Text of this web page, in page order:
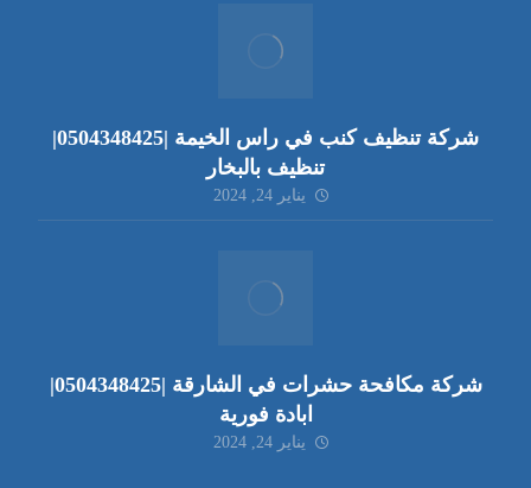
شركة تنظيف كنب في راس الخيمة |0504348425|
تنظيف بالبخار
يناير 24, 2024
شركة مكافحة حشرات في الشارقة |0504348425|
ابادة فورية
يناير 24, 2024